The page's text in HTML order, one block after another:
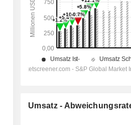
Umsatz -